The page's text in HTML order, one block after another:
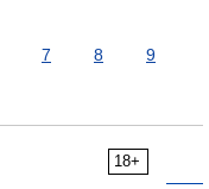
7 8
9
18+